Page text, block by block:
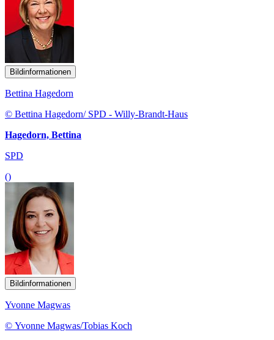
Bildinformationen
Bettina Hagedorn
© Bettina Hagedorn/ SPD - Willy-Brandt-Haus
Hagedorn, Bettina
SPD
()
Bildinformationen
Yvonne Magwas
© Yvonne Magwas/Tobias Koch